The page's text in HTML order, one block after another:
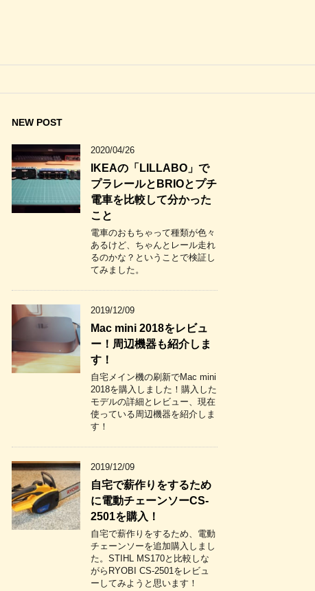
NEW POST
2020/04/26
IKEAの「LILLABO」で
プラレールとBRIOとプチ
電車を比較して分かった
こと
電車のおもちゃって種類が色々
あるけど、ちゃんとレール走れ
るのかな？ということで検証し
てみました。
2019/12/09
Mac mini 2018をレビュ
ー！周辺機器も紹介しま
す！
自宅メイン機の刷新でMac mini
2018を購入しました！購入した
モデルの詳細とレビュー、現在
使っている周辺機器を紹介しま
す！
2019/12/09
自宅で薪作りをするため
に電動チェーンソーCS-
2501を購入！
自宅で薪作りをするため、電動
チェーンソーを追加購入しまし
た。STIHL MS170と比較しな
がらRYOBI CS-2501をレビュ
ーしてみようと思います！